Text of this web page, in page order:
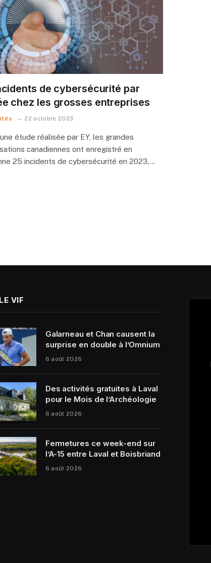
de cybersécurité par
chez les grosses entreprises
22 octobre 2023
étude réalisée par EY, les grandes
canadiennes ont enregistré en
25 incidents de cybersécurité en 2023,…
VIF
Galarneau et Chan causent la
surprise en double à l’Omnium
6 août 2026
Des activités gratuites à Laval
pour le Mois de l’Archéologie
6 août 2026
Fermetures ce week-end sur
l’A-15 entre Laval et Boisbriand
6 août 2026